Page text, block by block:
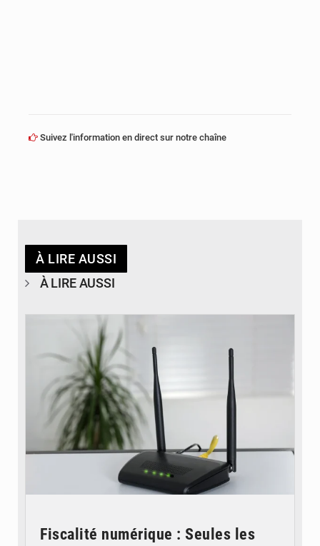
Suivez l'information en direct sur notre chaîne
À LIRE AUSSI
À LIRE AUSSI
Fiscalité numérique : Seules les